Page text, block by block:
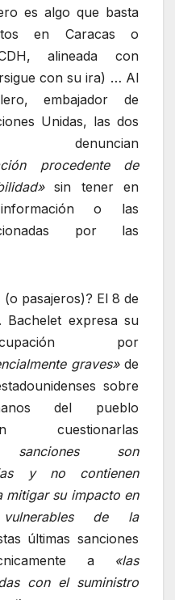
es algo que basta
en Caracas o
alineada con
con su ira) … Al
embajador de
Unidas, las dos
procedente de
sin tener en
o las
por las
pasajeros)? El 8 de
Bachelet expresa su
por
graves»de
sobre
del pueblo
sanciones son
y no contienen
mitigar su impacto en
de la
últimas sanciones
a «las
con el suministro